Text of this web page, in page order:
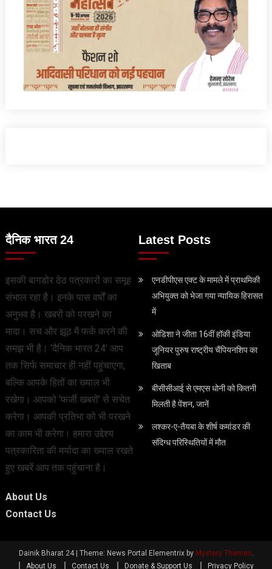
दैनिक भारत 24
इसकी बागडोर ठेठ पत्रकारों का समूह
संभाल रहा है। इनके पास वर्षों का
अनुभव है। खबरों को परखने का
मादा। सच और झूठ में फर्क करने की
समझ भी है। ‘दैनिक भारत 24’ आप
तक सिर्फ समाचार ही नहीं पहुंचाएगा,
बल्कि आपके हितों का ख्याल भी
रखेगा। आपको ‘फर्जी खबरों’ से सचेत
करेगा। आपकी प्रतिभा को भी परखने
का काम भी करेगा। हमारा उद्देश्य
पत्रकारिता की मर्यादा का ख्याल रखते
हुए खबरें आप तक पहुंचाना है।
About Us
Contact Us
Latest Posts
एनडीपीएस एक्ट के मामले में प्राथमिकी
अभियुक्त को भेजा गया न्यायिक हिरासत
में
ओडिशा ने जीता 16वीं हॉकी इंडिया
जूनियर पुरुष राष्ट्रीय चैंपियनशिप का
खिताब
बीसीसीआई से एमएस धोनी को कितनी
मिलती है पेंशन, जानें
लश्कर-ए-तैयबा के शीर्ष कमांडर की
संदिग्ध परिस्थितियों में मौत
Dainik Bharat 24 Theme: News Portal Elementrix by Mystery Themes.
About Us
Contact Us Donate & Support Us Privacy Policy